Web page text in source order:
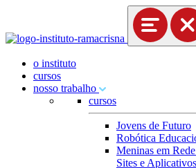
o instituto
cursos
nosso trabalho
cursos
Jovens de Futuro
Robótica
Meninas em
Sites e Aplicativos